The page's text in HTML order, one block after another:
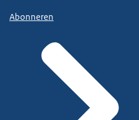
Abonneren